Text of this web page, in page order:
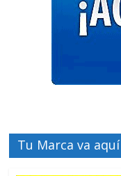
Tu Marca va aquí